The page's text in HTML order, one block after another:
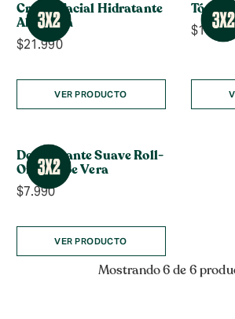
Crema Facial Hidratante
Aloe Vera
$21.990
VER PRODUCTO
Tónico
$
Desodorante Suave Roll-
On de Aloe Vera
$7.990
VER PRODUCTO
Mostrando 6 de 6